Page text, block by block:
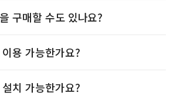
구매할 수도 있나요?
용 가능한가요?
치 가능한가요?